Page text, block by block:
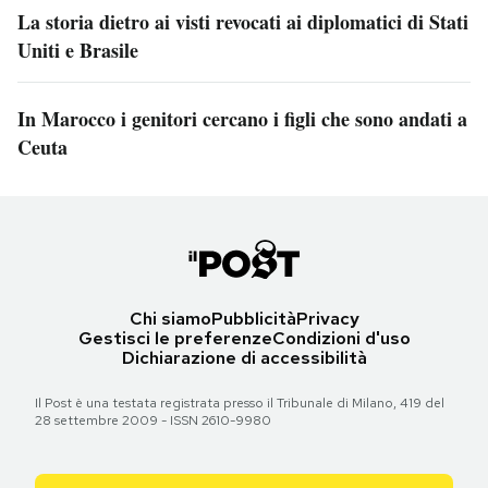
La storia dietro ai visti revocati ai diplomatici di Stati
Uniti e Brasile
In Marocco i genitori cercano i figli che sono andati a
Ceuta
Chi siamoPubblicitàPrivacy
Gestisci le preferenzeCondizioni d'uso
Dichiarazione di accessibilità
Il Post è una testata registrata presso il Tribunale di Milano, 419 del
28 settembre 2009 - ISSN 2610-9980